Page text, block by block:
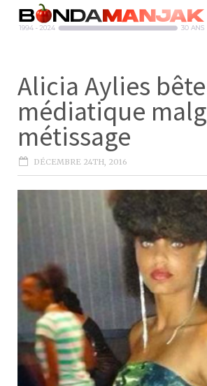
Alicia Aylies
médiatique
métissage
DÉCEMBRE 24TH, 2016